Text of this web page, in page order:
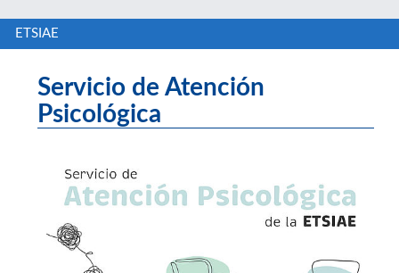
ETSIAE
Servicio de Atención
Psicológica